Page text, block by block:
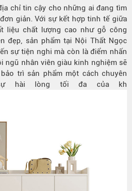
chỉ tin cậy cho những ai đang tìm
giản. Với sự kết hợp tinh tế giữa
liệu chất lượng cao như gỗ công
đẹp, sản phẩm tại Nội Thất Ngọc
sự tiện nghi mà còn là điểm nhấn
ngũ nhân viên giàu kinh nghiệm sẽ
trì sản phẩm một cách chuyên
hài lòng tối đa của kh